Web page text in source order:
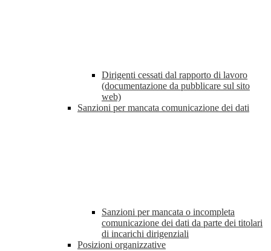
Dirigenti cessati dal rapporto di lavoro
(documentazione da pubblicare sul sito
web)
Sanzioni per mancata comunicazione dei dati
Sanzioni per mancata o incompleta
comunicazione dei dati da parte dei titolari
di incarichi dirigenziali
Posizioni organizzative